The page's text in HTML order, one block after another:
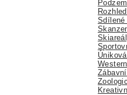
Sdílené